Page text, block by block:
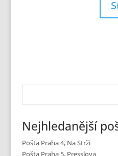
Nejhledanější
Pošta Praha 4, Na Strži
Pošta Praha 5, Presslova